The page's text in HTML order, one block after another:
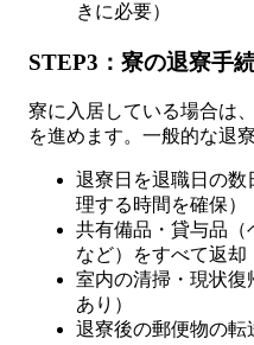
きに必要）
STEP3：寮の退寮手
寮に入居している場合は
を進めます。一般的な退
退寮日を退職日の数
理する時間を確保）
共有備品・貸与品（
など）をすべて返却
室内の清掃・現状復
あり）
退寮後の郵便物の転